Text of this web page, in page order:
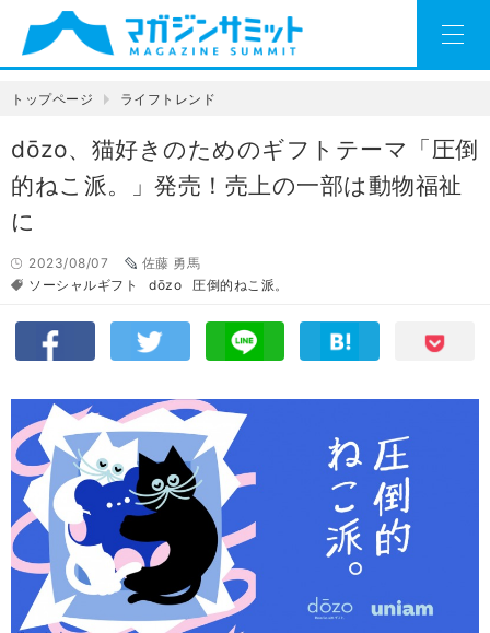
トップページ ライフトレンド
dōzo、猫好きのためのギフトテーマ「圧倒
的ねこ派。」発売！売上の一部は動物福祉
に
2023/08/07
佐藤 勇馬
ソーシャルギフト
dōzo 圧倒的ねこ派。